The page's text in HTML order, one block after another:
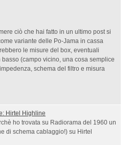
ciò che hai fatto in un ultimo post si
variante delle Po-Jama in cassa
le misure del box, eventuali
(campo vicino, una cosa semplice
schema del filtro e misura
Hirtel Highline
ho trovata su Radiorama del 1960 un
di schema cablaggio!) su Hirtel